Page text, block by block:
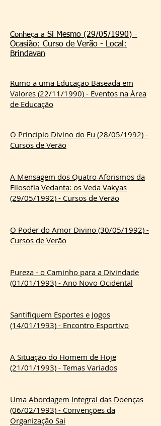
Conheça a Si Mesmo (29/05/1990) -
Ocasião: Curso de Verão - Local:
Brindavan
Rumo a uma Educação Baseada em
Valores (22/11/1990) - Eventos na Área
de Educação
O Princípio Divino do Eu (28/05/1992) -
Cursos de Verão
A Mensagem dos Quatro Aforismos da
Filosofia Vedanta: os Veda Vakyas
(29/05/1992) - Cursos de Verão
O Poder do Amor Divino (30/05/1992) -
Cursos de Verão
Pureza - o Caminho para a Divindade
(01/01/1993) - Ano Novo Ocidental
Santifiquem Esportes e Jogos
(14/01/1993) - Encontro Esportivo
A Situação do Homem de Hoje
(21/01/1993) - Temas Variados
Uma Abordagem Integral das Doenças
(06/02/1993) - Convenções da
Organização Sai